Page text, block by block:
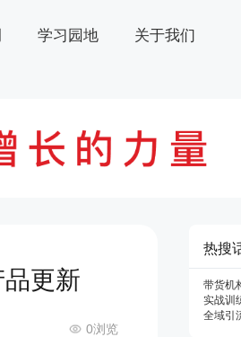
学习园地 关于我们
更新
0浏览
热搜
带货机
实战训
全域引